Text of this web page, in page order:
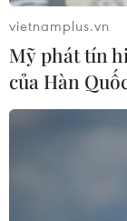
vietnamplus.vn
Mỹ phát tín
của Hàn